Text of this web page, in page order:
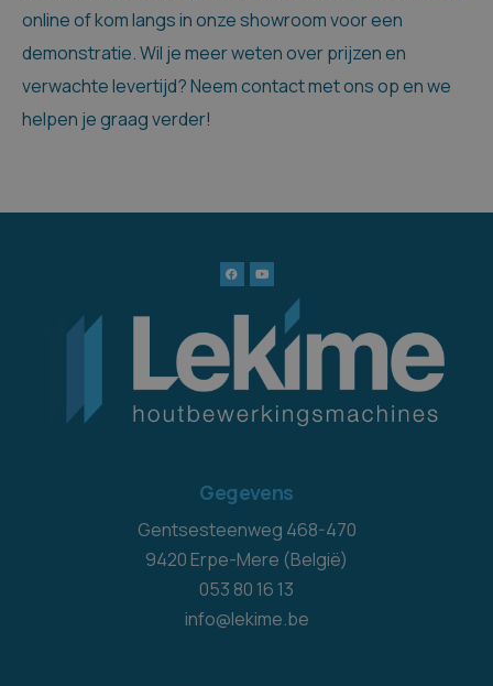
online of kom langs in onze showroom voor een
demonstratie. Wil je meer weten over prijzen en
verwachte levertijd? Neem contact met ons op en we
helpen je graag verder!
Gegevens
Gentsesteenweg 468-470
9420 Erpe-Mere (België)
053 80 16 13
info@lekime.be